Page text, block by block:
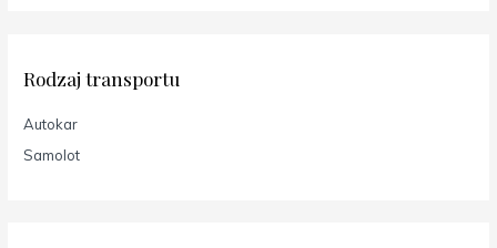
Rodzaj transportu
Autokar
Samolot